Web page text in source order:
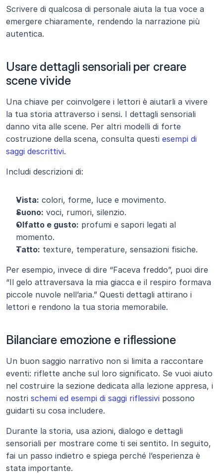
Scrivere di qualcosa di personale aiuta la tua voce a
emergere chiaramente, rendendo la narrazione più
autentica.
Usare dettagli sensoriali per creare
scene vivide
Una chiave per coinvolgere i lettori è aiutarli a vivere
la tua storia attraverso i sensi. I dettagli sensoriali
danno vita alle scene. Per altri modelli di forte
costruzione della scena, consulta questi esempi di
saggi descrittivi.
Includi descrizioni di:
Vista: colori, forme, luce e movimento.
Suono: voci, rumori, silenzio.
Olfatto e gusto: profumi e sapori legati al
momento.
Tatto: texture, temperature, sensazioni fisiche.
Per esempio, invece di dire “Faceva freddo”, puoi dire
“Il gelo attraversava la mia giacca e il respiro formava
piccole nuvole nell’aria.” Questi dettagli attirano i
lettori e rendono la tua storia memorabile.
Bilanciare emozione e riflessione
Un buon saggio narrativo non si limita a raccontare
eventi: riflette anche sul loro significato. Se vuoi aiuto
nel costruire la sezione dedicata alla lezione appresa, i
nostri schemi ed esempi di saggi riflessivi possono
guidarti su cosa includere.
Durante la storia, usa azioni, dialogo e dettagli
sensoriali per mostrare come ti sei sentito. In seguito,
fai un passo indietro e spiega perché l’esperienza è
stata importante.